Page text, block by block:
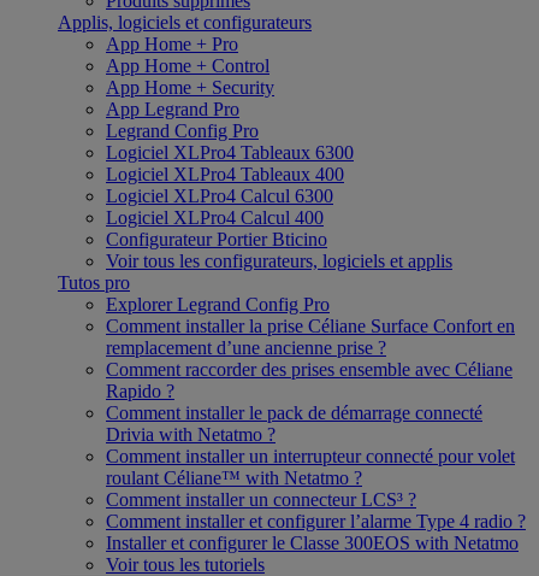
Applis, logiciels et configurateurs
App Home + Pro
App Home + Control
App Home + Security
App Legrand Pro
Legrand Config Pro
Logiciel XLPro4 Tableaux 6300
Logiciel XLPro4 Tableaux 400
Logiciel XLPro4 Calcul 6300
Logiciel XLPro4 Calcul 400
Configurateur Portier Bticino
Voir tous les configurateurs, logiciels et applis
Tutos pro
Explorer Legrand Config Pro
Comment installer la prise Céliane Surface Confort en
remplacement d’une ancienne prise ?
Comment raccorder des prises ensemble avec Céliane
Rapido ?
Comment installer le pack de démarrage connecté
Drivia with Netatmo ?
Comment installer un interrupteur connecté pour volet
roulant Céliane™ with Netatmo ?
Comment installer un connecteur LCS³ ?
Comment installer et configurer l’alarme Type 4 radio ?
Installer et configurer le Classe 300EOS with Netatmo
Voir tous les tutoriels